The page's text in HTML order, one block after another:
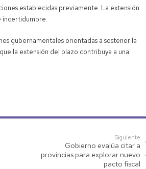
establecidas previamente. La extensión
incertidumbre.
gubernamentales orientadas a sostener la
la extensión del plazo contribuya a una
Siguiente
Gobierno evalúa citar a
provincias para explorar nuevo
pacto fiscal